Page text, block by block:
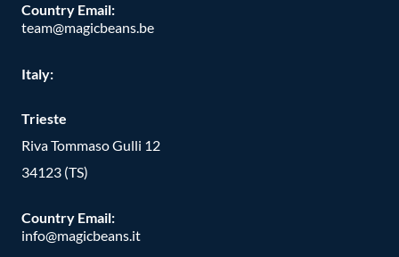
Country Email:
team@magicbeans.be
Italy:
Trieste
Riva Tommaso Gulli 12
34123 (TS)
Country Email:
info@magicbeans.it